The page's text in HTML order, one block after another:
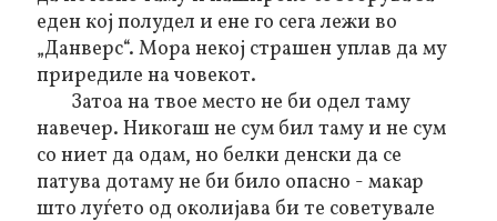
еден кој полудел и ене го сега лежи во
„Данверс“. Мора некој страшен уплав да му
приредиле на човекот.
Затоа на твое место не би одел таму
навечер. Никогаш не сум бил таму и не сум
со ниет да одам, но белки денски да се
патува дотаму не би било опасно - макар
што луѓето од околијава би те советувале